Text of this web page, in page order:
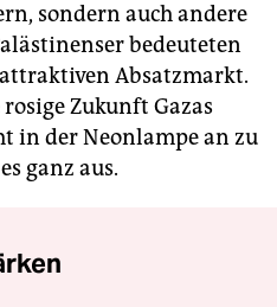
sondern auch andere
bedeuteten
Absatzmarkt.
Zukunft Gazas
in der Neonlampe an zu
ganz aus.